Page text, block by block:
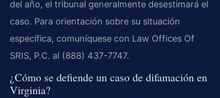
del año, el tribunal generalmente desestimará el
caso. Para orientación sobre su situación
específica, comuníquese con Law Offices Of
SRIS, P.C. al (888) 437-7747.
¿Cómo se defiende un caso de difamación en
Virginia?